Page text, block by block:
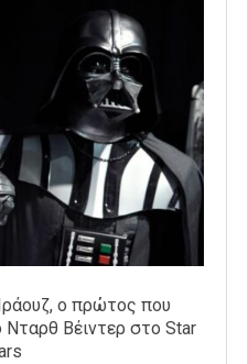
ο πρώτος που
Βέιντερ στο Star